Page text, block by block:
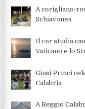
A corigliano-
Schiavonea
Il cnr studia
Vaticano e lo
Giusi Princi
Calabria
A Reggio